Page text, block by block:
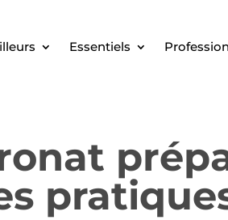
Essentiels